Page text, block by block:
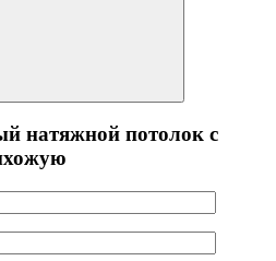
натяжной потолок с